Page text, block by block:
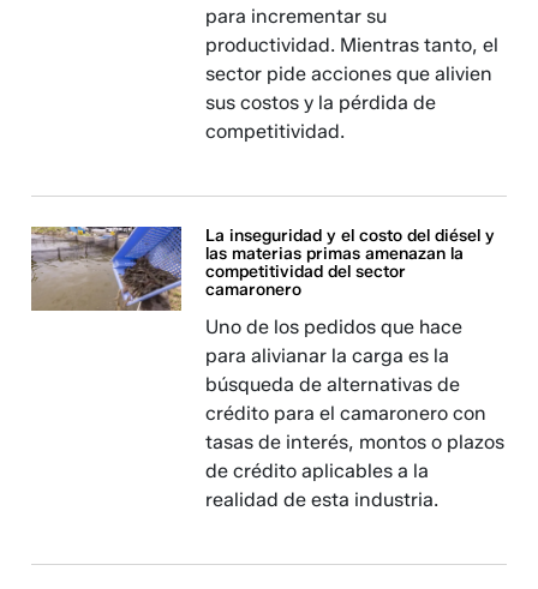
para incrementar su
productividad. Mientras tanto, el
sector pide acciones que alivien
sus costos y la pérdida de
competitividad.
La inseguridad y el costo del diésel y
las materias primas amenazan la
competitividad del sector
camaronero
Uno de los pedidos que hace
para alivianar la carga es la
búsqueda de alternativas de
crédito para el camaronero con
tasas de interés, montos o plazos
de crédito aplicables a la
realidad de esta industria.